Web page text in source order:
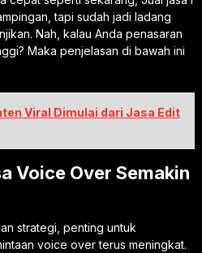
tapi sudah jadi ladang
Nah, kalau Anda penasaran
Maka penjelasan di bawah ini
Viral Dimulai dari Jasa Edit
Voice Over Semakin
strategi, penting untuk
voice over terus meningkat.